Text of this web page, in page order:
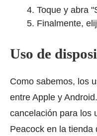
Toque y abra
Finalmente,
Uso de
Como sabemos, los
entre Apple y Android.
cancelación para los
Peacock en la tienda